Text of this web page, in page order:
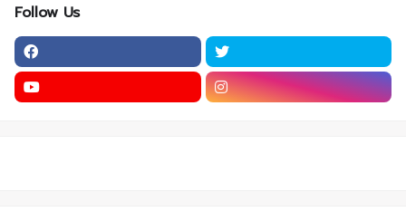
Follow Us